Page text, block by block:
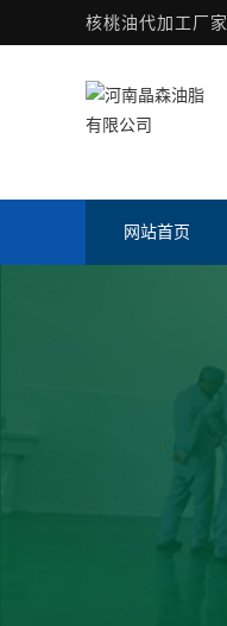
核桃油代加工厂家
网站首页